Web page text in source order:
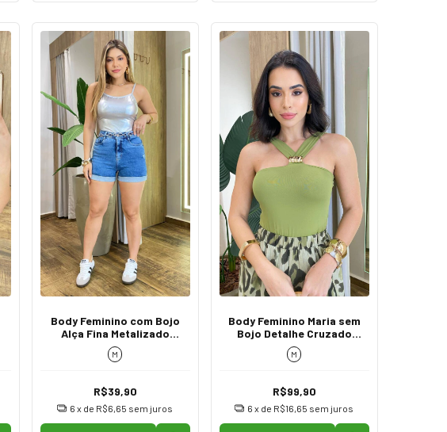
Body Feminino com Bojo
Alça Fina Metalizado
Prata
M
R$39,90
6 x de R$6,65 sem juros
Body Feminino Maria sem
Bojo Detalhe Cruzado
Verde
M
R$99,90
6 x de R$16,65 sem juros